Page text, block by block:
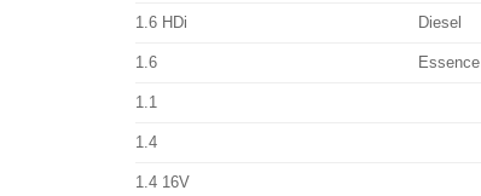
1.6 HDi Diesel
1.6 Essence
1.1
1.4
1.4 16V